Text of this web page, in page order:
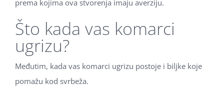
prema kojima ova stvorenja imaju averziju.
Što kada vas komarci
ugrizu?
Međutim, kada vas komarci ugrizu postoje i biljke koje
pomažu kod svrbeža.